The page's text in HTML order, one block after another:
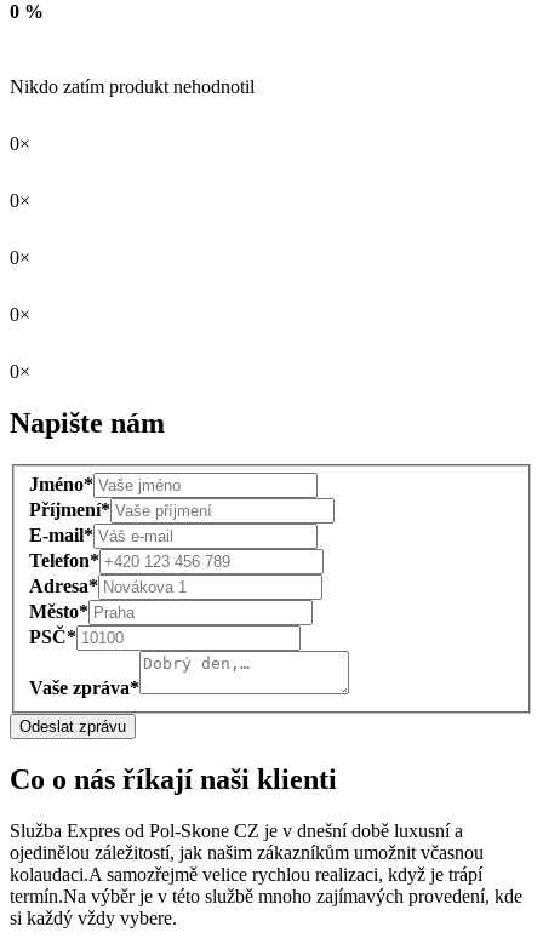
0 %
Nikdo zatím produkt nehodnotil
0×
0×
0×
0×
0×
Napište nám
Jméno*
Příjmení*
E-mail*
Telefon*
Adresa*
Město*
PSČ*
Vaše zpráva*
Odeslat zprávu
Co o nás říkají naši klienti
Služba Expres od Pol-Skone CZ je v dnešní době luxusní a
ojedinělou záležitostí, jak našim zákazníkům umožnit včasnou
kolaudaci.A samozřejmě velice rychlou realizaci, když je trápí
termín.Na výběr je v této službě mnoho zajímavých provedení, kde
si každý vždy vybere.